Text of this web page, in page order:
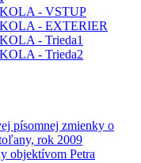
- VSTUP
- EXTERIER
- Trieda1
- Trieda2
písomnej zmienky o
rok 2009
objektívom Petra